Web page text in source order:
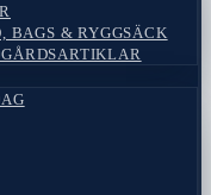
BAGS & RYGGSÄCK